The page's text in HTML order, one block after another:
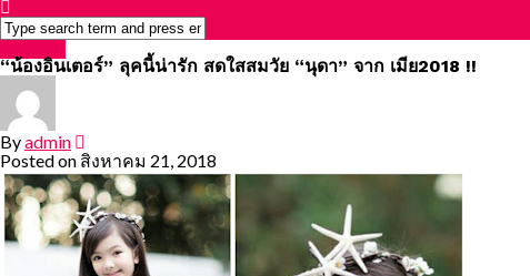
“น้องอินเตอร์” ลุคนี้น่ารัก สดใสสมวัย “นุดา” จาก เมีย2018 !!
Byadmin
Posted on สิงหาคม 21, 2018